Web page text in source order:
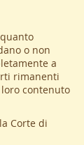
o non
a
rimanenti
contenuto
Corte di